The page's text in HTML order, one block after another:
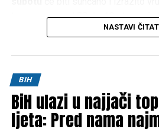
temperature od33 do 40 stepeni,
Hercegovini živa u termometru
temperature u većem dijelu zemlje
stepeni, a na jugu ponovo do 42
Prema trenutnim prognozama, ni
NASTAVI
BIH
BiH ulazi u najjači
ljeta: Pred nama